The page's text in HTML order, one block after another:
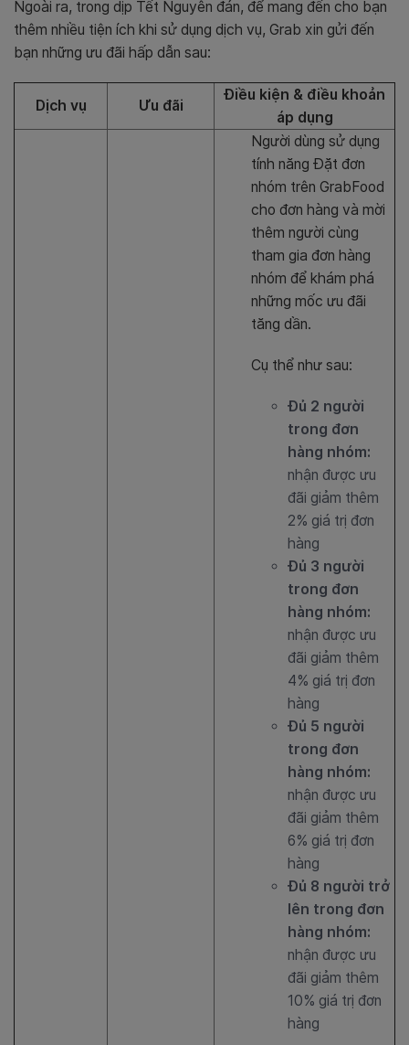
Ngoài ra, trong dịp Tết Nguyên đán, để mang đến cho bạn
thêm nhiều tiện ích khi sử dụng dịch vụ, Grab xin gửi đến
bạn những ưu đãi hấp dẫn sau:
Dịch vụ Ưu đãi
Điều kiện & điều khoản
áp dụng
Người dùng sử dụng
tính năng Đặt đơn
nhóm trên GrabFood
cho đơn hàng và mời
thêm người cùng
tham gia đơn hàng
nhóm để khám phá
những mốc ưu đãi
tăng dần.
Cụ thể như sau:
Đủ 2 người
trong đơn
hàng nhóm:
nhận được ưu
đãi giảm thêm
2% giá trị đơn
hàng
Đủ 3 người
trong đơn
hàng nhóm:
nhận được ưu
đãi giảm thêm
4% giá trị đơn
hàng
Đủ 5 người
trong đơn
hàng nhóm:
nhận được ưu
đãi giảm thêm
6% giá trị đơn
hàng
Đủ 8 người trở
lên trong đơn
hàng nhóm:
nhận được ưu
đãi giảm thêm
10% giá trị đơn
hàng